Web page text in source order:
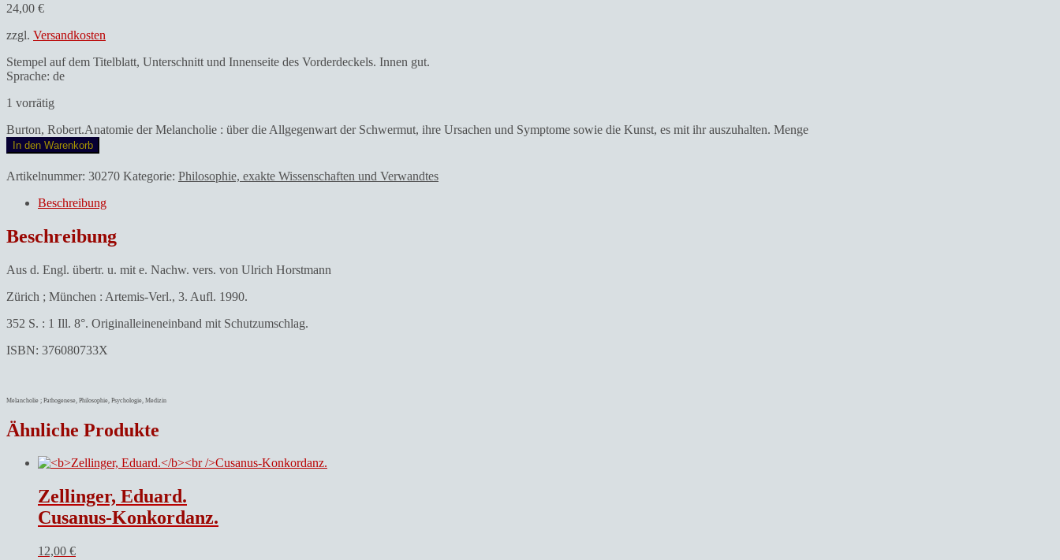
24,00 €
zzgl. Versandkosten
Stempel auf dem Titelblatt, Unterschnitt und Innenseite des Vorderdeckels. Innen gut.
Sprache: de
1 vorrätig
Burton, Robert.Anatomie der Melancholie : über die Allgegenwart der Schwermut, ihre Ursachen und Symptome sowie die Kunst, es mit ihr auszuhalten. Menge
In den Warenkorb
Artikelnummer: 30270 Kategorie: Philosophie, exakte Wissenschaften und Verwandtes
Beschreibung
Beschreibung
Aus d. Engl. übertr. u. mit e. Nachw. vers. von Ulrich Horstmann
Zürich ; München : Artemis-Verl., 3. Aufl. 1990.
352 S. : 1 Ill. 8°. Originalleineneinband mit Schutzumschlag.
ISBN: 376080733X
Melancholie ; Pathogenese, Philosophie, Psychologie, Medizin
Ähnliche Produkte
Zellinger, Eduard.
Cusanus-Konkordanz.
12,00 €